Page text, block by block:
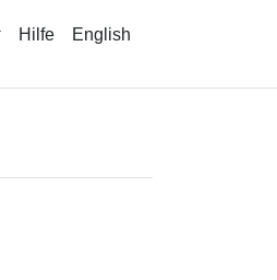
Hilfe English